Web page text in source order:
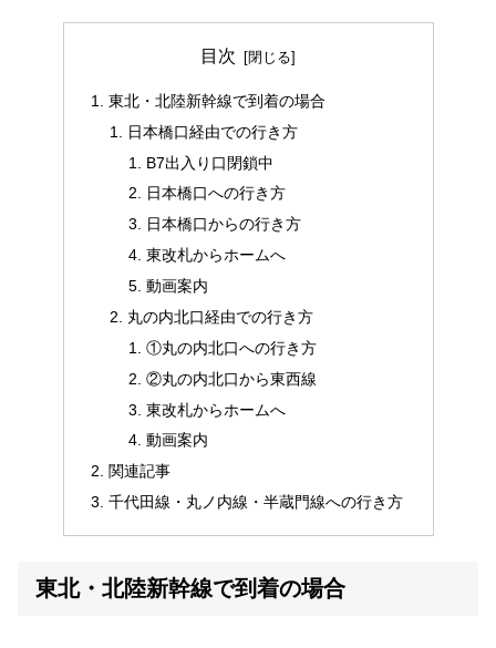
目次
東北・北陸新幹線で到着の場合
日本橋口経由での行き方
B7出入り口閉鎖中
日本橋口への行き方
日本橋口からの行き方
東改札からホームへ
動画案内
丸の内北口経由での行き方
①丸の内北口への行き方
②丸の内北口から東西線
東改札からホームへ
動画案内
関連記事
千代田線・丸ノ内線・半蔵門線への行き方
東北・北陸新幹線で到着の場合